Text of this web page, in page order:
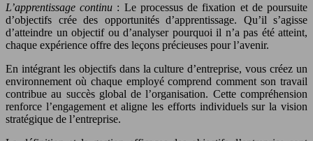
L’apprentissage continu : Le processus de fixation et de poursuite
d’objectifs crée des opportunités d’apprentissage. Qu’il s’agisse
d’atteindre un objectif ou d’analyser pourquoi il n’a pas été atteint,
chaque expérience offre des leçons précieuses pour l’avenir.
En intégrant les objectifs dans la culture d’entreprise, vous créez un
environnement où chaque employé comprend comment son travail
contribue au succès global de l’organisation. Cette compréhension
renforce l’engagement et aligne les efforts individuels sur la vision
stratégique de l’entreprise.